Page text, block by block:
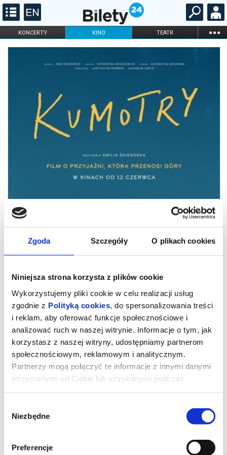
Zgoda Szczegóły O plikach cookies
Niniejsza strona korzysta z plików cookie
Wykorzystujemy pliki cookie w celu realizacji usług
zgodnie z Polityką cookies , do spersonalizowania treści
i reklam, aby oferować funkcje społecznościowe i
analizować ruch w naszej witrynie. Informacje o tym, jak
korzystasz z naszej witryny, udostępniamy partnerom
społecznościowym, reklamowym i analitycznym.
Partnerzy mogą połączyć te informacje z innymi danymi
otrzymanymi od Ciebie lub uzyskanymi podczas
zgody
Niezbędne
Preferencje
KONCERTY KINO TEATR ...
FILHARMONIA OPERA I BALET
DLA DZIECI
ONLINE KARNETY
Kumotry
film o pamięci, przyjaźni i przemijaniu.
Historia przyjaźni kobiet zamieszkujących wymierającą polską
mężów, dzieci wyjechały za granicę w poszukiwaniu innych,
lepszych perspektyw. Samodzielne i niezależne bohaterki